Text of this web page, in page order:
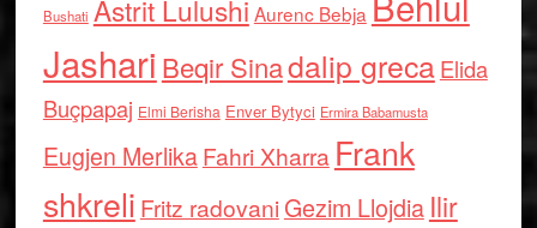
Bushati Astrit Lulushi Aurenc Bebja
Jashari Beqir Sinadalip grecaElida
Buçpapaj Elmi Berisha Enver Bytyci Ermira Babamusta
Eugjen MerlikaFahri Xharra Frank
shkreli Fritz radovaniGezim Llojdia Ilir